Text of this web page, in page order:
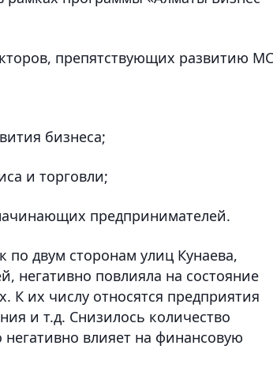
препятствующих развитию
бизнеса;
и торговли;
предпринимателей.
по двум сторонам улиц Кунаева,
негативно повлияла на состояние
их числу относятся предприятия
и т.д. Снизилось количество
влияет на финансовую